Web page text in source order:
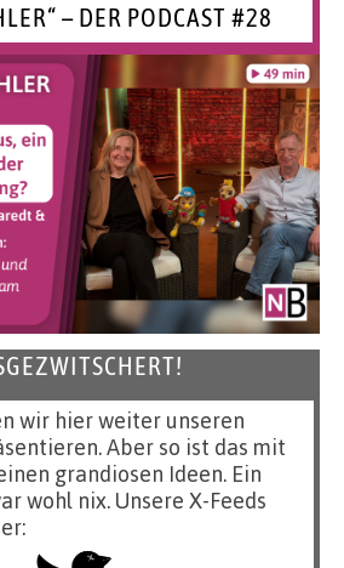
– DER PODCAST #28
wir hier weiter unseren
Aber so ist das mit
grandiosen Ideen. Ein
wohl nix. Unsere X-Feeds